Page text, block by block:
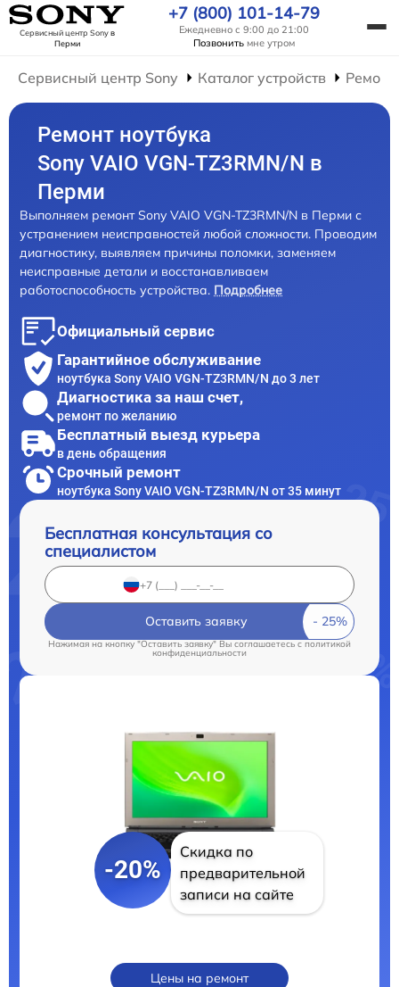
Сервисный центр Sonyв
Перми
+7 (800) 101-14-79
Ежедневно с 9:00 до 21:00
Позвонить мне утром
Сервисный центр Sony Каталог устройств
Ремонт ноутбука
Sony VAIO VGN-TZ3RMN/N в
Перми
Выполняем ремонт Sony VAIO VGN-TZ3RMN/N в Перми с
устранением неисправностей любой сложности. Проводим
диагностику, выявляем причины поломки, заменяем
неисправные детали и восстанавливаем
работоспособность устройства. Подробнее
Официальный сервис
Гарантийное обслуживание
ноутбука Sony VAIO VGN-TZ3RMN/N до 3 лет
Диагностика за наш счет,
ремонт по желанию
Бесплатный выезд курьера
в день обращения
Срочный ремонт
ноутбука Sony VAIO VGN-TZ3RMN/N от 35 минут
Бесплатная консультация со
специалистом
Оставить заявку
Нажимая на кнопку "Оставить заявку" Вы соглашаетесь cполитикой
конфиденциальности
-20%
Скидка по
предварительной
записи на сайте
Цены на ремонт